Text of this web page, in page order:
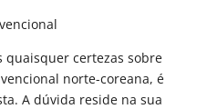
quaisquer certezas sobre
norte-coreana, é
A dúvida reside na sua